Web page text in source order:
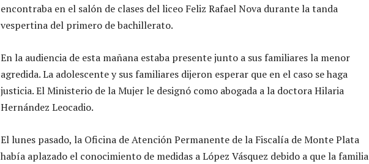
encontraba en el salón de clases del liceo Feliz Rafael Nova durante la tanda
vespertina del primero de bachillerato.
En la audiencia de esta mañana estaba presente junto a sus familiares la menor
agredida. La adolescente y sus familiares dijeron esperar que en el caso se haga
justicia. El Ministerio de la Mujer le designó como abogada a la doctora Hilaria
Hernández Leocadio.
El lunes pasado, la Oficina de Atención Permanente de la Fiscalía de Monte Plata
había aplazado el conocimiento de medidas a López Vásquez debido a que la familia